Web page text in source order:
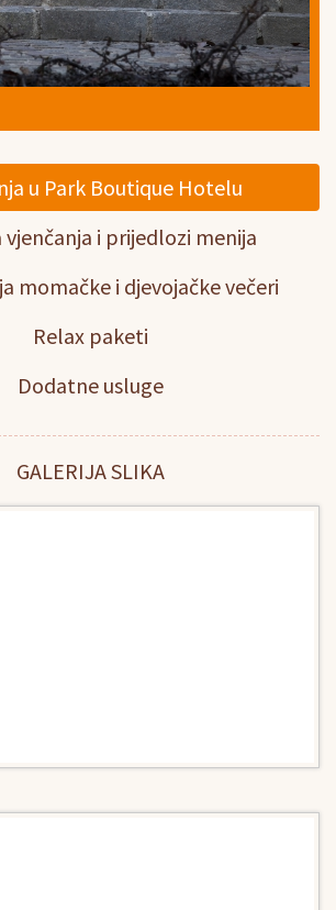
u Park Boutique Hotelu
vjenčanja i prijedlozi menija
momačke i djevojačke večeri
Relax paketi
Dodatne usluge
GALERIJA SLIKA